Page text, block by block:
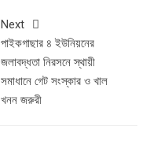
Next
পাইকগাছার ৪ ইউনিয়নের
জলাবদ্ধতা নিরসনে স্থায়ী
সমাধানে গেট সংস্কার ও খাল
খনন জরুরী